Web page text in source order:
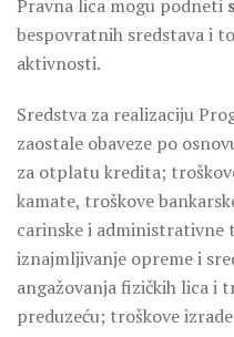
Pravna lica mogu podneti
bespovratnih sredstava i
aktivnosti.
Sredstva za realizaciju
zaostale obaveze po
za otplatu kredita;
kamate, troškove
carinske i
iznajmljivanje opreme i
angažovanja fizičkih lica i
preduzeću; troškove